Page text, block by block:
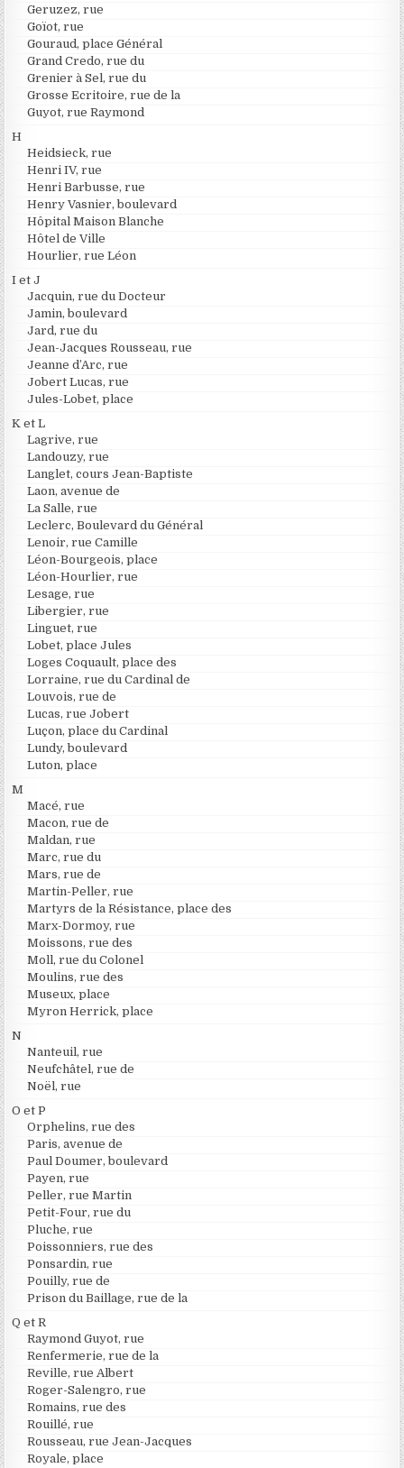
Geruzez, rue
Goïot, rue
Gouraud, place Général
Grand Credo, rue du
Grenier à Sel, rue du
Grosse Ecritoire, rue de la
Guyot, rue Raymond
H
Heidsieck, rue
Henri IV, rue
Henri Barbusse, rue
Henry Vasnier, boulevard
Hôpital Maison Blanche
Hôtel de Ville
Hourlier, rue Léon
I et J
Jacquin, rue du Docteur
Jamin, boulevard
Jard, rue du
Jean-Jacques Rousseau, rue
Jeanne d’Arc, rue
Jobert Lucas, rue
Jules-Lobet, place
K et L
Lagrive, rue
Landouzy, rue
Langlet, cours Jean-Baptiste
Laon, avenue de
La Salle, rue
Leclerc, Boulevard du Général
Lenoir, rue Camille
Léon-Bourgeois, place
Léon-Hourlier, rue
Lesage, rue
Libergier, rue
Linguet, rue
Lobet, place Jules
Loges Coquault, place des
Lorraine, rue du Cardinal de
Louvois, rue de
Lucas, rue Jobert
Luçon, place du Cardinal
Lundy, boulevard
Luton, place
M
Macé, rue
Macon, rue de
Maldan, rue
Marc, rue du
Mars, rue de
Martin-Peller, rue
Martyrs de la Résistance, place des
Marx-Dormoy, rue
Moissons, rue des
Moll, rue du Colonel
Moulins, rue des
Museux, place
Myron Herrick, place
N
Nanteuil, rue
Neufchâtel, rue de
Noël, rue
O et P
Orphelins, rue des
Paris, avenue de
Paul Doumer, boulevard
Payen, rue
Peller, rue Martin
Petit-Four, rue du
Pluche, rue
Poissonniers, rue des
Ponsardin, rue
Pouilly, rue de
Prison du Baillage, rue de la
Q et R
Raymond Guyot, rue
Renfermerie, rue de la
Reville, rue Albert
Roger-Salengro, rue
Romains, rue des
Rouillé, rue
Rousseau, rue Jean-Jacques
Royale, place